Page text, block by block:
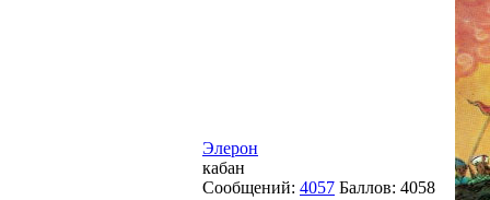
Элерон
кабан
Сообщений: 4057 Баллов: 4058